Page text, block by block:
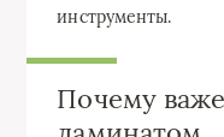
инструменты.
Почему